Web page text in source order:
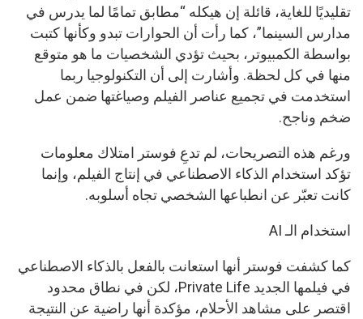
تقليديًا للغاية، قائلة إن هيكله “مطابق تمامًا لما يدرس في
مدارس السينما”، كما رأت أن الحوارات تبدو وكأنها كتبت
بواسطة الكمبيوتر، بحيث تؤدي الشخصيات ما هو متوقع
منها في كل لحظة. وأشارت إلى أن التكنولوجيا ربما
استخدمت في تجميع عناصر الفيلم وصياغتها ضمن عمل
ضخم وناجح.
ورغم هذه التصريحات، لم تدعِ فوستر امتلاك معلومات
تؤكد استخدام الذكاء الاصطناعي في إنتاج الفيلم، وإنما
كانت تعبّر عن انطباعها الشخصي تجاه أسلوبه.
استخدام الـ AI
كما كشفت فوستر أنها استعانت بالفعل بالذكاء الاصطناعي
في فيلمها الجديد Private Life، لكن في نطاق محدود
اقتصر على مشاهد الأحلام، مؤكدة أنها راضية عن النتيجة